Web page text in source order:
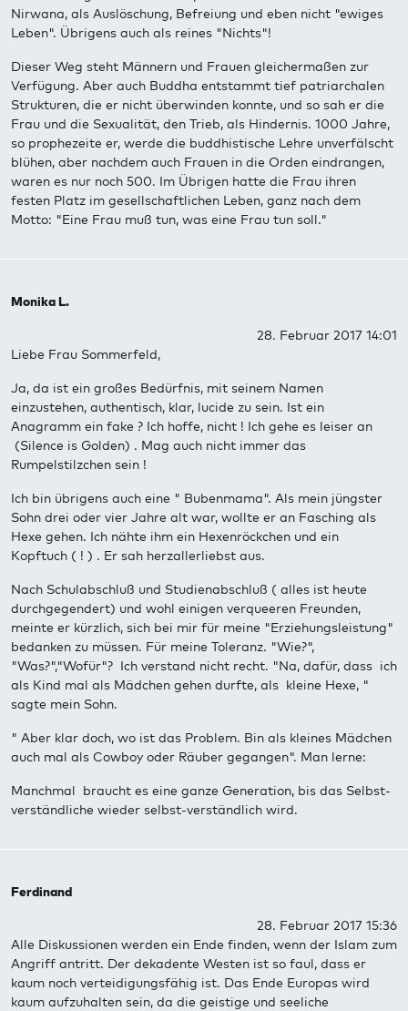
Nirwana, als Auslöschung, Befreiung und eben nicht "ewiges
Leben". Übrigens auch als reines "Nichts"!
Dieser Weg steht Männern und Frauen gleichermaßen zur
Verfügung. Aber auch Buddha entstammt tief patriarchalen
Strukturen, die er nicht überwinden konnte, und so sah er die
Frau und die Sexualität, den Trieb, als Hindernis. 1000 Jahre,
so prophezeite er, werde die buddhistische Lehre unverfälscht
blühen, aber nachdem auch Frauen in die Orden eindrangen,
waren es nur noch 500. Im Übrigen hatte die Frau ihren
festen Platz im gesellschaftlichen Leben, ganz nach dem
Motto: "Eine Frau muß tun, was eine Frau tun soll."
Monika L.
28. Februar 2017 14:01
Liebe Frau Sommerfeld,
Ja, da ist ein großes Bedürfnis, mit seinem Namen
einzustehen, authentisch, klar, lucide zu sein. Ist ein
Anagramm ein fake ? Ich hoffe, nicht ! Ich gehe es leiser an
(Silence is Golden) . Mag auch nicht immer das
Rumpelstilzchen sein !
Ich bin übrigens auch eine " Bubenmama". Als mein jüngster
Sohn drei oder vier Jahre alt war, wollte er an Fasching als
Hexe gehen. Ich nähte ihm ein Hexenröckchen und ein
Kopftuch ( ! ) . Er sah herzallerliebst aus.
Nach Schulabschluß und Studienabschluß ( alles ist heute
durchgegendert) und wohl einigen verqueeren Freunden,
meinte er kürzlich, sich bei mir für meine "Erziehungsleistung"
bedanken zu müssen. Für meine Toleranz. "Wie?",
"Was?","Wofür"? Ich verstand nicht recht. "Na, dafür, dass ich
als Kind mal als Mädchen gehen durfte, als kleine Hexe, "
sagte mein Sohn.
" Aber klar doch, wo ist das Problem. Bin als kleines Mädchen
auch mal als Cowboy oder Räuber gegangen". Man lerne:
Manchmal braucht es eine ganze Generation, bis das Selbst-
verständliche wieder selbst-verständlich wird.
Ferdinand
28. Februar 2017 15:36
Alle Diskussionen werden ein Ende finden, wenn der Islam zum
Angriff antritt. Der dekadente Westen ist so faul, dass er
kaum noch verteidigungsfähig ist. Das Ende Europas wird
kaum aufzuhalten sein, da die geistige und seeliche